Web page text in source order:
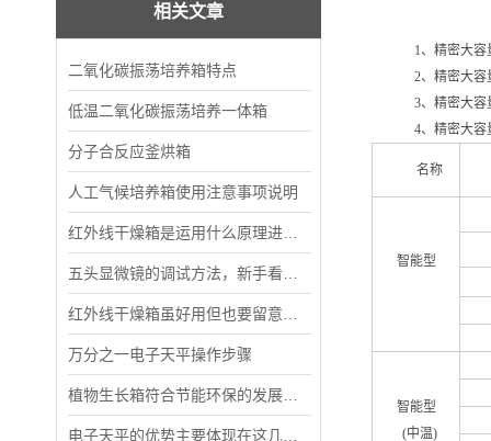
相关文章
二氧化碳振荡培养箱特点
低温二氧化碳振荡培养一体箱
分子合反应釜烘箱
人工气候培养箱使用注意事项说明
万分之一电子天平操作步骤
1、精密大容
2、精密大容
3、 精密大容
4、 精密大容
名称
智能型
智能型
(中温)